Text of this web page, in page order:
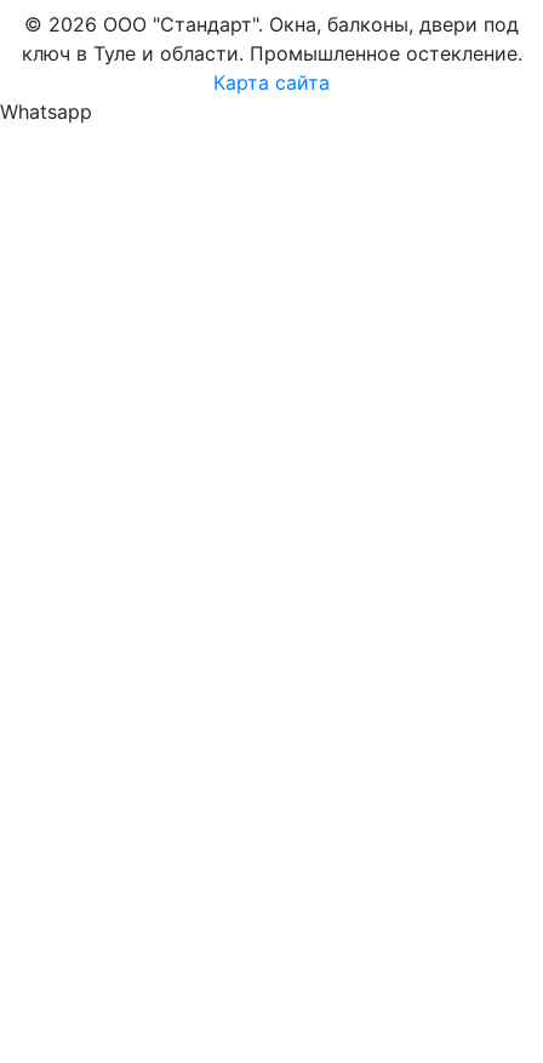
© 2026 ООО "Стандарт". Окна, балконы, двери под
ключ в Туле и области. Промышленное остекление.
Карта сайта
Whatsapp